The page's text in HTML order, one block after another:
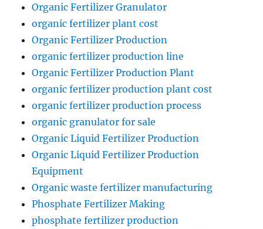
Organic Fertilizer Granulator
organic fertilizer plant cost
Organic Fertilizer Production
organic fertilizer production line
Organic Fertilizer Production Plant
organic fertilizer production plant cost
organic fertilizer production process
organic granulator for sale
Organic Liquid Fertilizer Production
Organic Liquid Fertilizer Production
Equipment
Organic waste fertilizer manufacturing
Phosphate Fertilizer Making
phosphate fertilizer production